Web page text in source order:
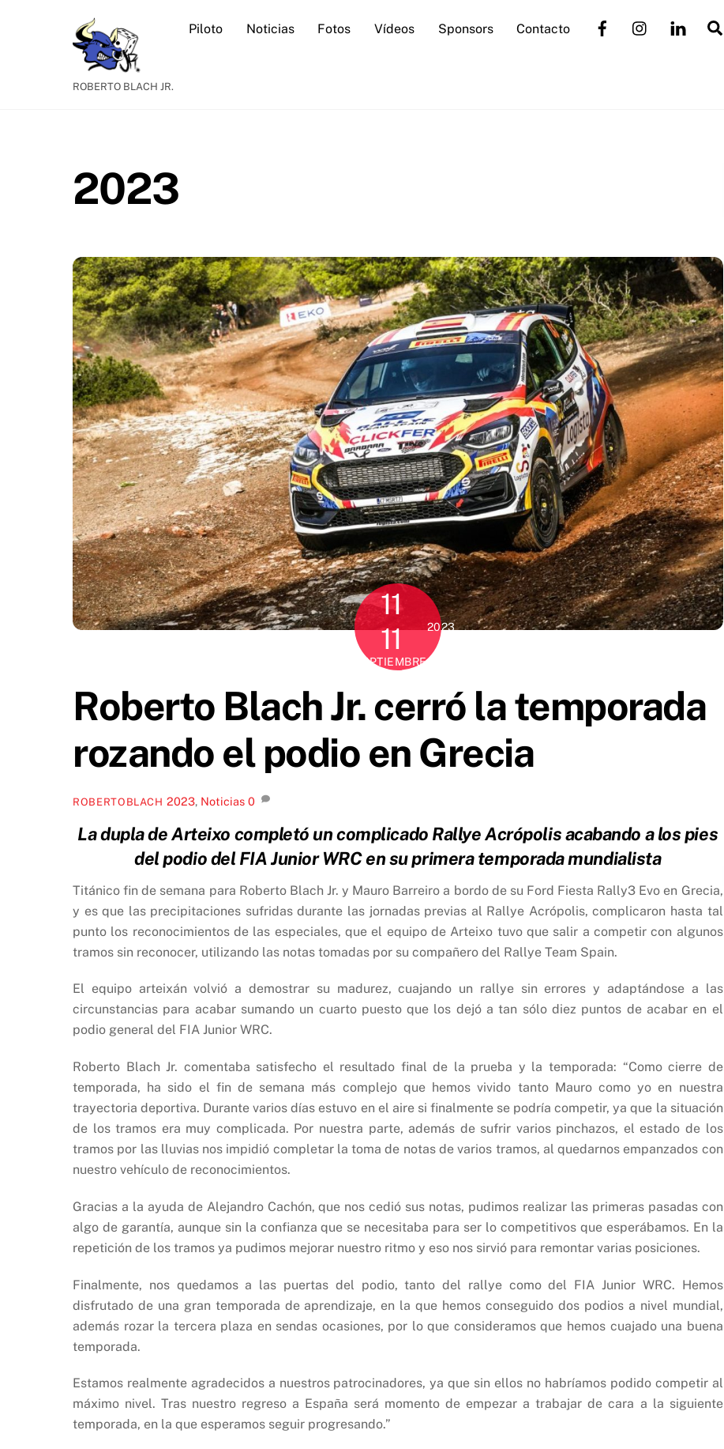
ROBERTO BLACH JR.
Piloto Noticias Fotos Vídeos Sponsors Contacto
2023
11
11
SEPTIEMBRE
2023
Roberto Blach Jr. cerró la temporada
rozando el podio en Grecia
ROBERTOBLACH 2023, Noticias 0
La dupla de Arteixo completó un complicado Rallye Acrópolis acabando a los pies
del podio del FIA Junior WRC en su primera temporada mundialista
Titánico fin de semana para Roberto Blach Jr. y Mauro Barreiro a bordo de su Ford Fiesta Rally3 Evo en Grecia,
y es que las precipitaciones sufridas durante las jornadas previas al Rallye Acrópolis, complicaron hasta tal
punto los reconocimientos de las especiales, que el equipo de Arteixo tuvo que salir a competir con algunos
tramos sin reconocer, utilizando las notas tomadas por su compañero del Rallye Team Spain.
El equipo arteixán volvió a demostrar su madurez, cuajando un rallye sin errores y adaptándose a las
circunstancias para acabar sumando un cuarto puesto que los dejó a tan sólo diez puntos de acabar en el
podio general del FIA Junior WRC.
Roberto Blach Jr. comentaba satisfecho el resultado final de la prueba y la temporada: “Como cierre de
temporada, ha sido el fin de semana más complejo que hemos vivido tanto Mauro como yo en nuestra
trayectoria deportiva. Durante varios días estuvo en el aire si finalmente se podría competir, ya que la situación
de los tramos era muy complicada. Por nuestra parte, además de sufrir varios pinchazos, el estado de los
tramos por las lluvias nos impidió completar la toma de notas de varios tramos, al quedarnos empanzados con
nuestro vehículo de reconocimientos.
Gracias a la ayuda de Alejandro Cachón, que nos cedió sus notas, pudimos realizar las primeras pasadas con
algo de garantía, aunque sin la confianza que se necesitaba para ser lo competitivos que esperábamos. En la
repetición de los tramos ya pudimos mejorar nuestro ritmo y eso nos sirvió para remontar varias posiciones.
Finalmente, nos quedamos a las puertas del podio, tanto del rallye como del FIA Junior WRC. Hemos
disfrutado de una gran temporada de aprendizaje, en la que hemos conseguido dos podios a nivel mundial,
además rozar la tercera plaza en sendas ocasiones, por lo que consideramos que hemos cuajado una buena
temporada.
Estamos realmente agradecidos a nuestros patrocinadores, ya que sin ellos no habríamos podido competir al
máximo nivel. Tras nuestro regreso a España será momento de empezar a trabajar de cara a la siguiente
temporada, en la que esperamos seguir progresando.”